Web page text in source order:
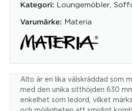
Kategori: Loungemöbler
Varumärke: Materia
Alto är en lika välskräddad som
med den unika sitthöjden 630
enkelhet som ledord, vilket